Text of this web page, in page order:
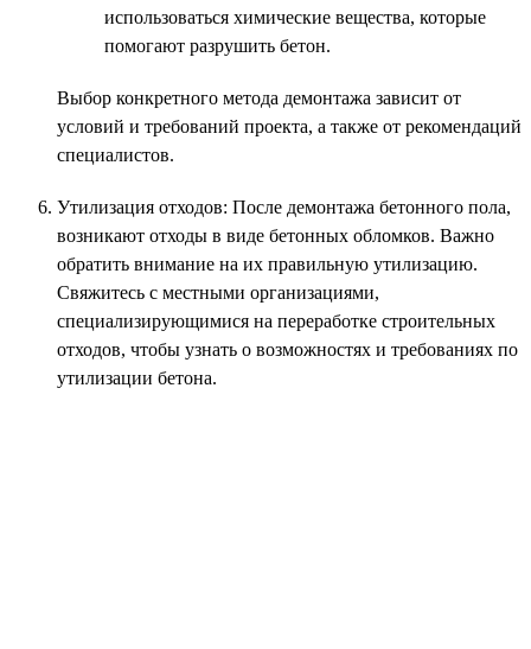
использоваться химические вещества, которые
помогают разрушить бетон.
Выбор конкретного метода демонтажа зависит от
условий и требований проекта, а также от рекомендаций
специалистов.
Утилизация отходов: После демонтажа бетонного пола,
возникают отходы в виде бетонных обломков. Важно
обратить внимание на их правильную утилизацию.
Свяжитесь с местными организациями,
специализирующимися на переработке строительных
отходов, чтобы узнать о возможностях и требованиях по
утилизации бетона.